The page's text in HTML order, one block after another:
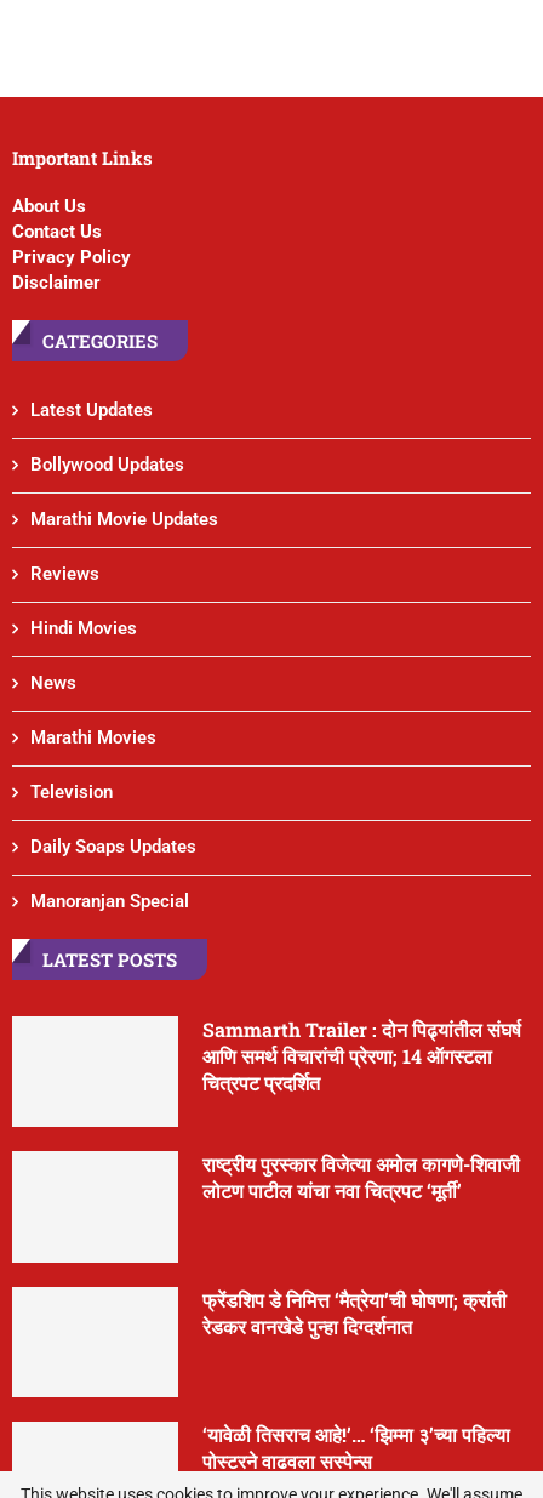
Important Links
About Us
Contact Us
Privacy Policy
Disclaimer
CATEGORIES
Latest Updates
Bollywood Updates
Marathi Movie Updates
Reviews
Hindi Movies
News
Marathi Movies
Television
Daily Soaps Updates
Manoranjan Special
LATEST POSTS
Sammarth Trailer : दोन पिढ्यांतील संघर्ष
आणि समर्थ विचारांची प्रेरणा; 14 ऑगस्टला
चित्रपट प्रदर्शित
राष्ट्रीय पुरस्कार विजेत्या अमोल कागणे-शिवाजी
लोटण पाटील यांचा नवा चित्रपट ‘मूर्ती’
फ्रेंडशिप डे निमित्त ‘मैत्रेया’ची घोषणा; क्रांती
रेडकर वानखेडे पुन्हा दिग्दर्शनात
‘यावेळी तिसराच आहे!’… ‘झिम्मा ३’च्या पहिल्या
पोस्टरने वाढवला सस्पेन्स